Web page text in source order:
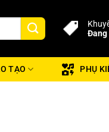
Đang
TẠO PHỤ